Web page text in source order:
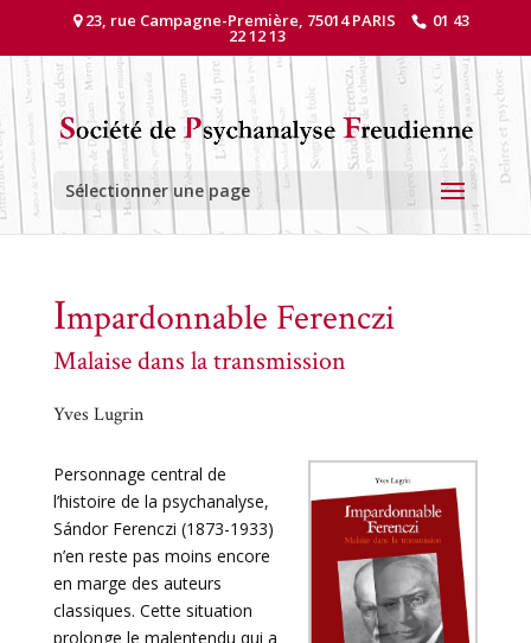
23, rue Campagne-Première, 75014 PARIS 01 43
22 12 13
Sélectionner une page
Impardonnable Ferenczi
Malaise dans la transmission
Yves Lugrin
Personnage central de
l’histoire de la psychanalyse,
Sándor Ferenczi (1873-1933)
n’en reste pas moins encore
en marge des auteurs
classiques. Cette situation
prolonge le malentendu qui a